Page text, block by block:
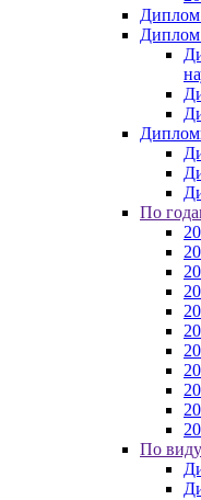
Диплом
Диплом
По
По виду